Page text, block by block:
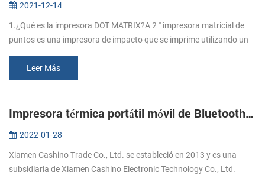
2021-12-14
1.¿Qué es la impresora DOT MATRIX?A 2 '' impresora matricial de
puntos es una impresora de impacto que se imprime utilizando un
impr...Leer Más
Impresora térmica portátil móvil de Bluetooth móvil de 4 pulgadas Cashino
2022-01-28
Xiamen Cashino Trade Co., Ltd. se estableció en 2013 y es una
subsidiaria de Xiamen Cashino Electronic Technology Co., Ltd.